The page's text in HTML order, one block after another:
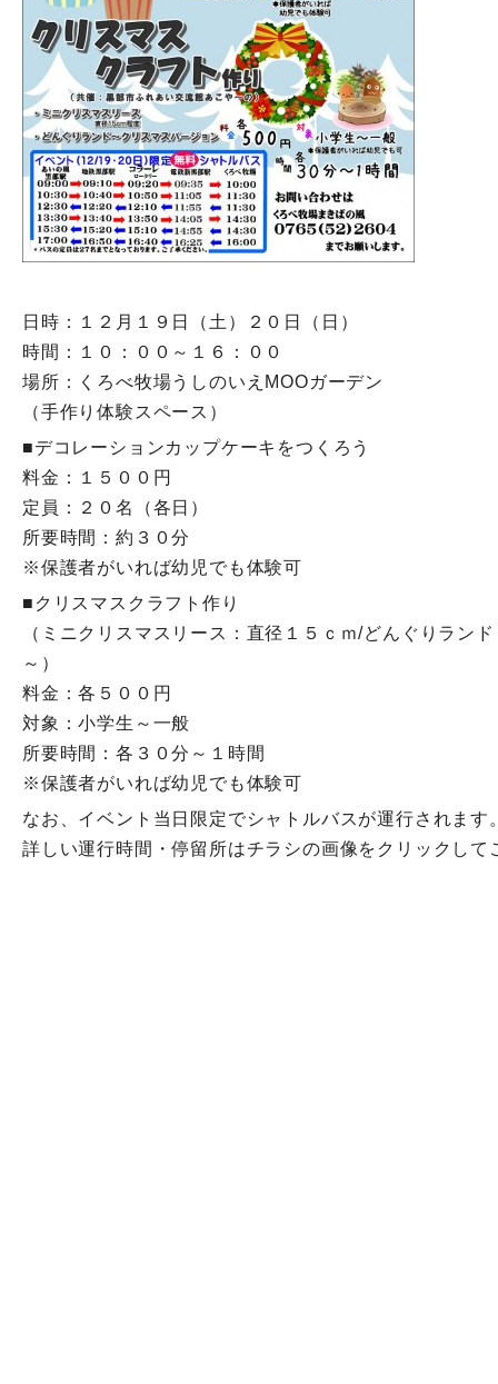
日時：１２月１９日（土）２０日（日）
時間：１０：００～１６：００
場所：くろべ牧場うしのいえMOOガーデン
（手作り体験スペース）
■デコレーションカップケーキをつくろう
料金：１５００円
定員：２０名（各日）
所要時間：約３０分
※保護者がいれば幼児でも体験可
■クリスマスクラフト作り
（ミニクリスマスリース：直径１５ｃｍ/どんぐりラン
～）
料金：各５００円
対象：小学生～一般
所要時間：各３０分～１時間
※保護者がいれば幼児でも体験可
なお、イベント当日限定でシャトルバスが運行されます
詳しい運行時間・停留所はチラシの画像をクリックして